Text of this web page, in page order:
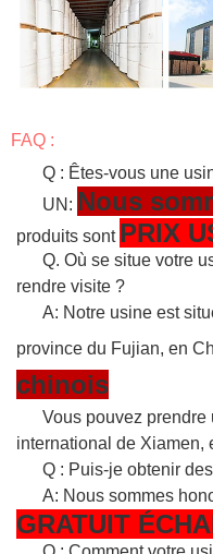
FAQ :
Q : Êtes-vous une
UN: Nous
produits sont PRIX
Q. Où se situe votre
rendre visite ?
A: Notre usine est
province du Fujian, en
chinois
Vous pouvez
international de Xiamen,
Q : Puis-je obtenir
A: Nous sommes
GRATUIT